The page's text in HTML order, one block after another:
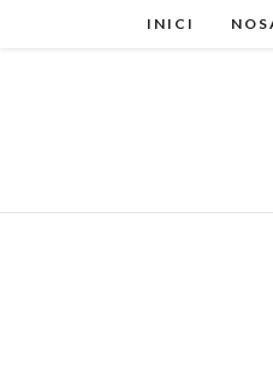
INICI